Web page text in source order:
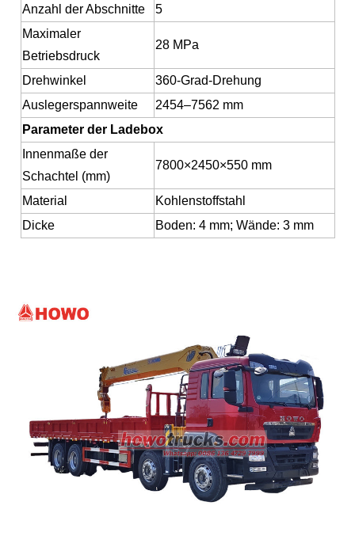
Anzahl der Abschnitte
5
Maximaler
Betriebsdruck
28 MPa
Drehwinkel
360-Grad-Drehung
Auslegerspannweite
2454–7562 mm
Parameter der Ladebox
Innenmaße der
Schachtel (mm)
7800×2450×550 mm
Material
Kohlenstoffstahl
Dicke
Boden: 4 mm; Wände: 3 mm